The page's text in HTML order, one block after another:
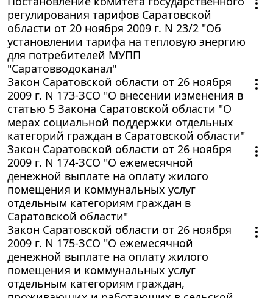
регулирования тарифов Саратовской
области от 20 ноября 2009 г. N 23/2 "Об
установлении тарифа на тепловую энергию
для потребителей МУПП
"Саратовводоканал"
Закон Саратовской области от 26 ноября
2009 г. N 173-ЗСО "О внесении изменения в
статью 5 Закона Саратовской области "О
мерах социальной поддержки отдельных
категорий граждан в Саратовской области"
Закон Саратовской области от 26 ноября
2009 г. N 174-ЗСО "О ежемесячной
денежной выплате на оплату жилого
помещения и коммунальных услуг
отдельным категориям граждан в
Саратовской области"
Закон Саратовской области от 26 ноября
2009 г. N 175-ЗСО "О ежемесячной
денежной выплате на оплату жилого
помещения и коммунальных услуг
отдельным категориям граждан,